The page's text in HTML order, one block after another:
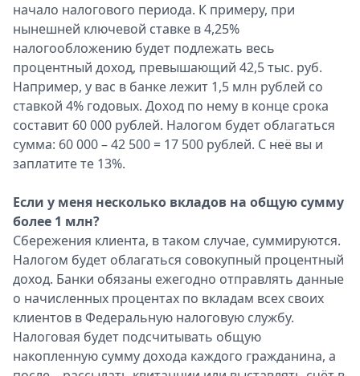
начало налогового периода. К примеру, при
нынешней ключевой ставке в 4,25%
налогообложению будет подлежать весь
процентный доход, превышающий 42,5 тыс. руб.
Например, у вас в банке лежит 1,5 млн рублей со
ставкой 4% годовых. Доход по нему в конце срока
составит 60 000 рублей. Налогом будет облагаться
сумма: 60 000 – 42 500 = 17 500 рублей. С неё вы и
заплатите те 13%.
Если у меня несколько вкладов на общую сумму
более 1 млн?
Сбережения клиента, в таком случае, суммируются.
Налогом будет облагаться совокупный процентный
доход. Банки обязаны ежегодно отправлять данные
о начисленных процентах по вкладам всех своих
клиентов в Федеральную налоговую службу.
Налоговая будет подсчитывать общую
накопленную сумму дохода каждого гражданина, а